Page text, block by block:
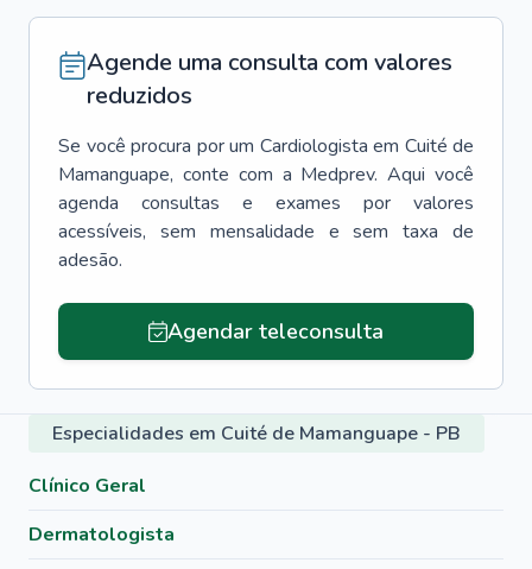
Agende uma consulta com valores
reduzidos
Se você procura por um Cardiologista em Cuité de
Mamanguape, conte com a Medprev. Aqui você
agenda consultas e exames por valores
acessíveis, sem mensalidade e sem taxa de
adesão.
Agendar teleconsulta
Especialidades em Cuité de Mamanguape - PB
Clínico Geral
Dermatologista